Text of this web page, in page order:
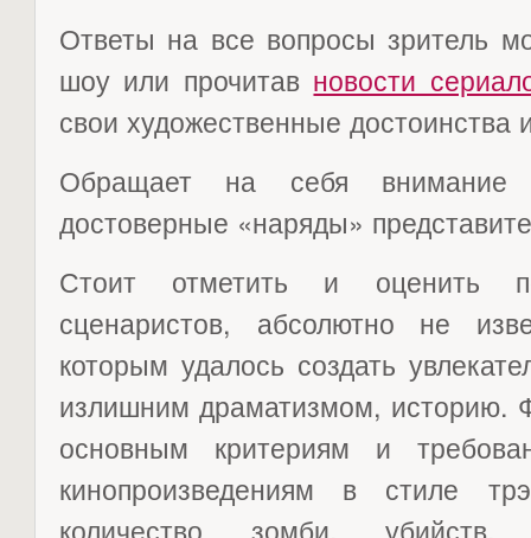
Ответы на все вопросы зритель
шоу или прочитав новости
свои художественные достоинства
Обращает на себя внимание
достоверные «наряды»
Стоит отметить и оценить
сценаристов, абсолютно не
которым удалось создать
излишним драматизмом, историю.
основным критериям и
кинопроизведениям в стиле
количество зомби,